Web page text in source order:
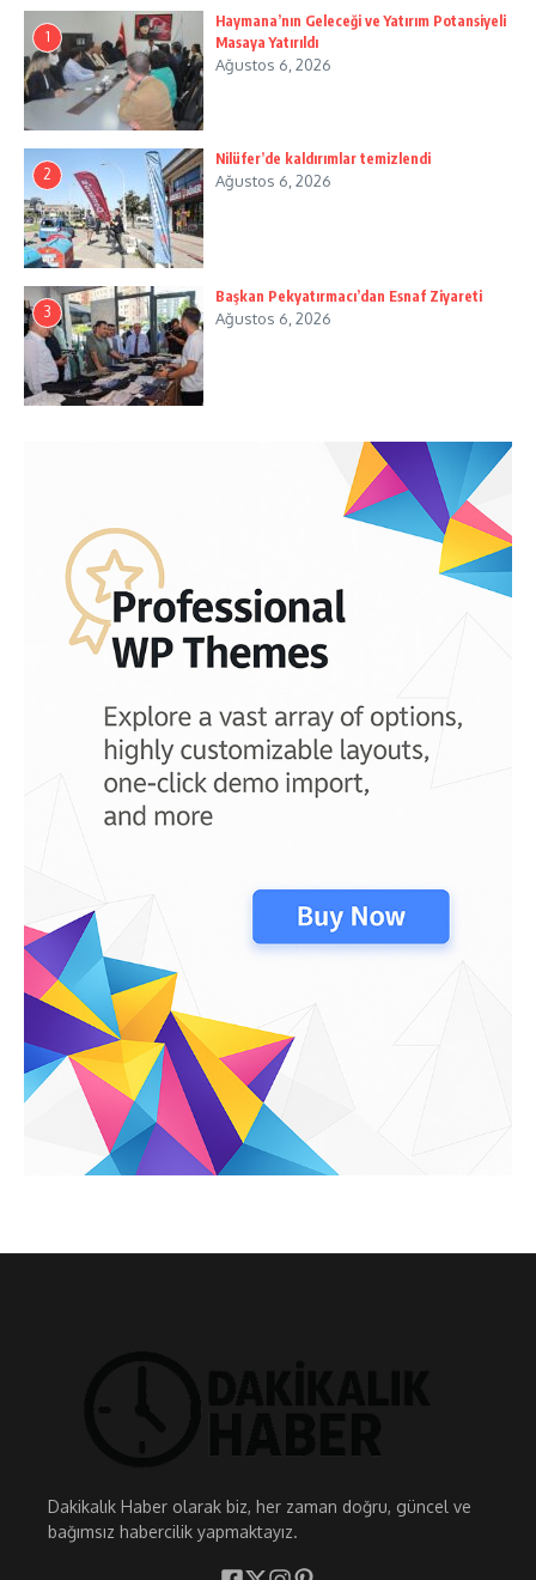
1
Haymana’nın Geleceği ve Yatırım Potansiyeli
Masaya Yatırıldı
Ağustos 6, 2026
2
Nilüfer’de kaldırımlar temizlendi
Ağustos 6, 2026
3
Başkan Pekyatırmacı’dan Esnaf Ziyareti
Ağustos 6, 2026
Dakikalık Haber olarak biz, her zaman doğru, güncel ve
bağımsız habercilik yapmaktayız.